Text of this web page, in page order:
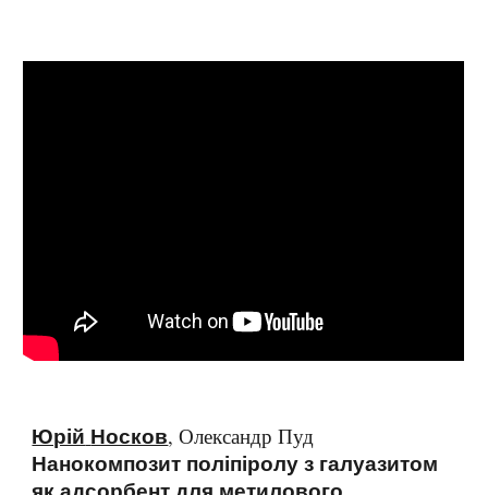
Юрій Носков, Олександр Пуд
Нанокомпозит поліпіролу з галуазитом